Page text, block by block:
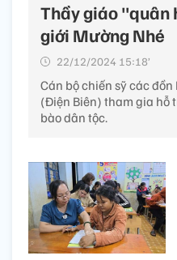
Thầy giáo "quân
giới Mường Nhé
22/12/2024 15:18’
Cán bộ chiến sỹ các
(Điện Biên) tham gia hỗ
bào dân tộc.